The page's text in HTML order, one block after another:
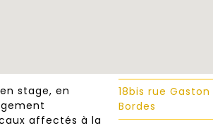
stage, en
affectés à la
18bis rue Gaston
Bordes